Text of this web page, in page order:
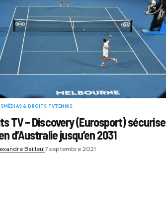
MÉDIAS & DROITS TVTENNIS
TV – Discovery (Eurosport) sécurise
d’Australie jusqu’en 2031
Bailleul7 septembre 2021